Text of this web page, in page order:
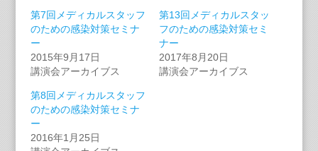
第7回メディカルスタッフ
のための感染対策セミナ
ー
2015年9月17日
講演会アーカイブス
第13回メディカルスタッ
フのための感染対策セミ
ナー
2017年8月20日
講演会アーカイブス
第8回メディカルスタッフ
のための感染対策セミナ
ー
2016年1月25日